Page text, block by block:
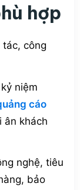
hợp
tác, công
niệm
cáo
ân khách
nghệ, tiêu
bảo